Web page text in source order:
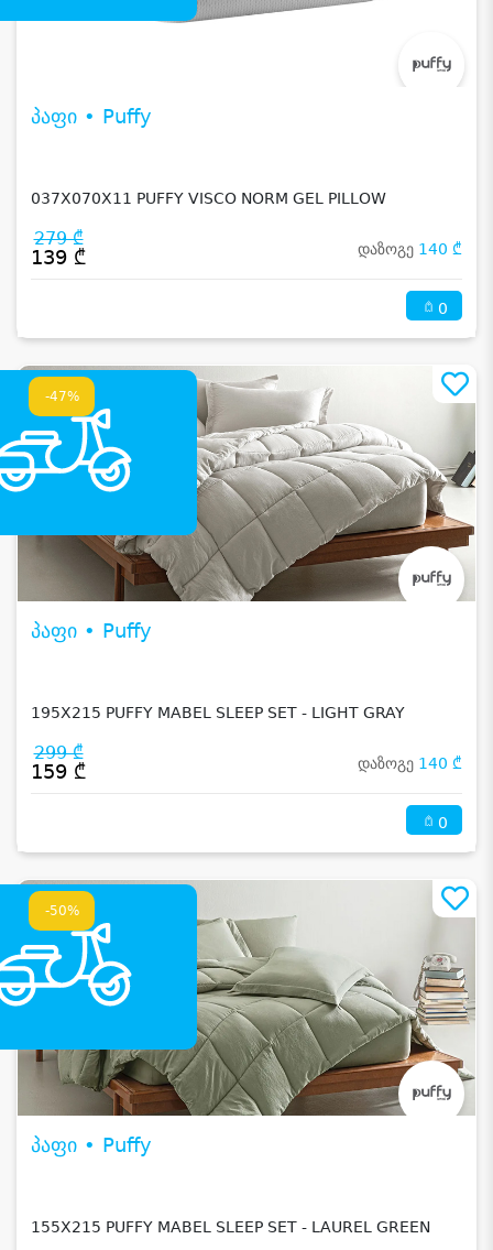
პაფი • Puffy
037X070X11 PUFFY VISCO NORM GEL PILLOW
279 ₾
139 ₾ დაზოგე 140 ₾
0
-47%
პაფი • Puffy
195X215 PUFFY MABEL SLEEP SET - LIGHT GRAY
299 ₾
159 ₾ დაზოგე 140 ₾
0
-50%
პაფი • Puffy
155X215 PUFFY MABEL SLEEP SET - LAUREL GREEN